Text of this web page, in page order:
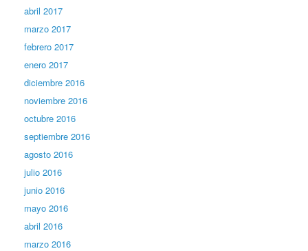
abril 2017
marzo 2017
febrero 2017
enero 2017
diciembre 2016
noviembre 2016
octubre 2016
septiembre 2016
agosto 2016
julio 2016
junio 2016
mayo 2016
abril 2016
marzo 2016